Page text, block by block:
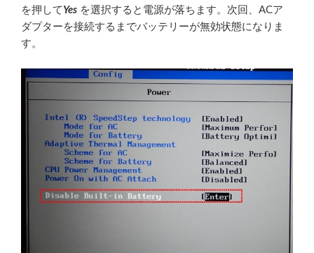
を押して Yes を選択すると電源が落ちます。次回、ACア
ダプターを接続するまでバッテリーが無効状態になりま
す。